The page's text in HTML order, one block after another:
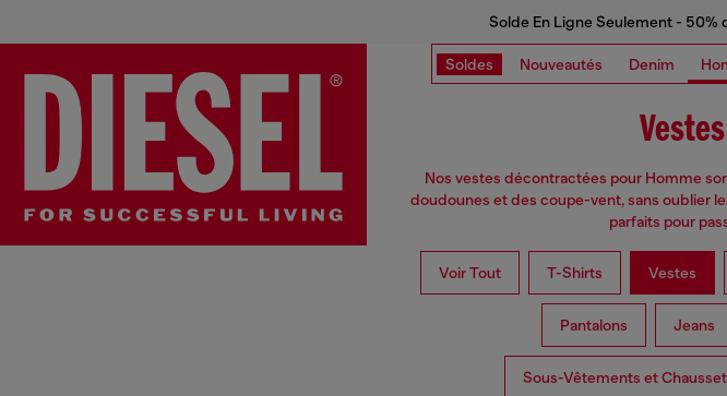
Solde En Ligne Seulement - 50%
Soldes Nouveautés Denim
Nos vestes décontractées pour Homme
doudounes et des coupe-vent, sans oublier
parfaits pour
Voir Tout T-Shirts Vestes
Pantalons Jeans
Sous-Vêtements et